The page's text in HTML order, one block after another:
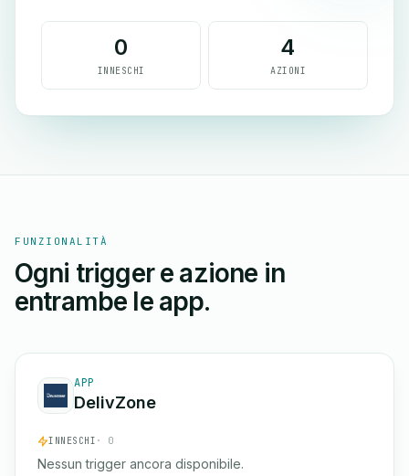
0
INNESCHI
4
AZIONI
FUNZIONALITÀ
Ogni trigger e azione in
entrambe le app.
APP
DelivZone
INNESCHI · 0
Nessun trigger ancora disponibile.